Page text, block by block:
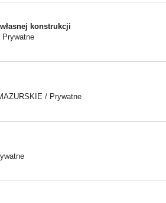
konstrukcji
/ Prywatne